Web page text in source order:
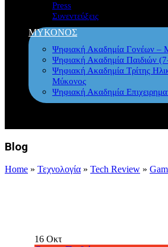
Press
Συνεντεύξεις
ΜΥΚΟΝΟΣ
Ψηφιακή Ακαδημία Γονέων –
Ψηφιακή Ακαδημία Παιδιών
Ψηφιακή Ακαδημία Τρίτης
Μύκονος
Ψηφιακή Ακαδημία
Blog
Home » Τεχνολογία » Tech Review »
16 Οκτ